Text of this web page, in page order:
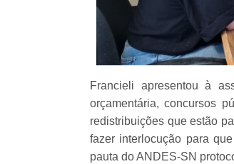
Francieli apresentou à
orçamentária, concursos
redistribuições que estão
fazer interlocução para
pauta do ANDES-SN